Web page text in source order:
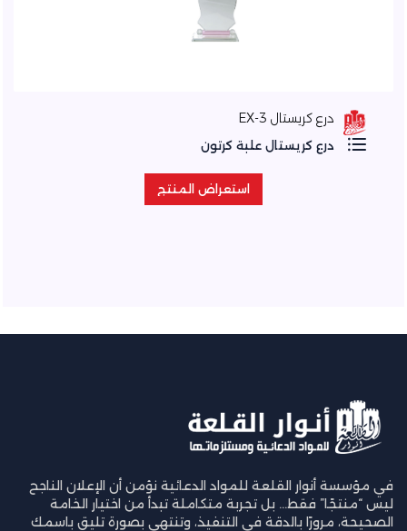
درع كريستال EX-3
درع كريستال علبة كرتون
استعراض المنتج
استعراض المنتج
في مؤسسة أنوار القلعة للمواد الدعائية نؤمن أن الإعلان الناجح
ليس “منتجًا” فقط… بل تجربة متكاملة تبدأ من اختيار الخامة
الصحيحة، مرورًا بالدقة في التنفيذ، وتنتهي بصورة تليق باسمك